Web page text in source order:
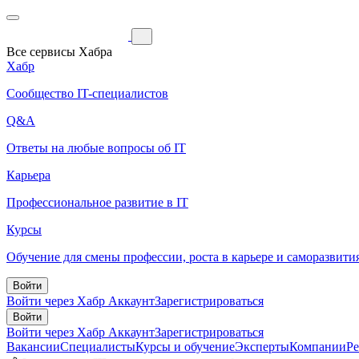
Все сервисы Хабра
Хабр
Сообщество IT-специалистов
Q&A
Ответы на любые вопросы об IT
Карьера
Профессиональное развитие в IT
Курсы
Обучение для смены профессии, роста в карьере и
Войти
Войти через Хабр АккаунтЗарегистрироваться
Войти
Войти через Хабр АккаунтЗарегистрироваться
ВакансииСпециалистыКурсы и обучениеЭкспертыКомпании